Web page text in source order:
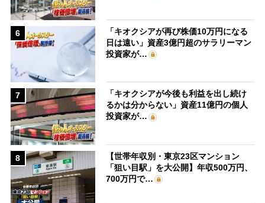
6
「キオクシアが再び株価10万円になる
日は遠い」資産3億円超のサラリーマン
投資家が…
7
「キオクシアが今後も利益を出し続け
るかは分からない」資産11億円の個人
投資家が…
8
【世帯年収別・東京23区マンション
「狙い目駅」を大公開】年収500万円、
700万円で…